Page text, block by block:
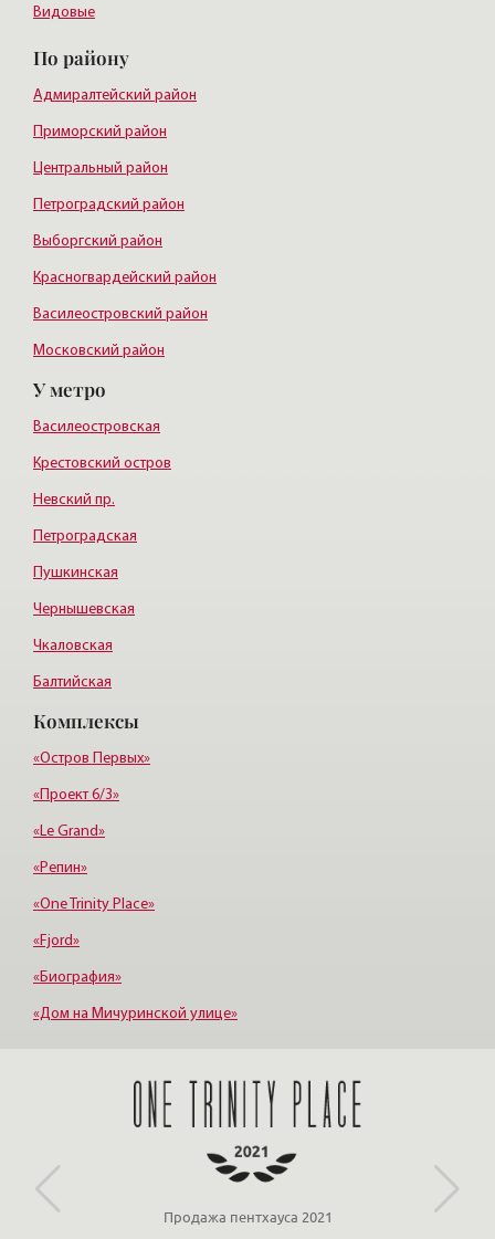
Видовые
По району
Адмиралтейский район
Приморский район
Центральный район
Петроградский район
Выборгский район
Красногвардейский район
Василеостровский район
Московский район
Курортный район
У метро
Василеостровская
Крестовский остров
Невский пр.
Петроградская
Пушкинская
Чернышевская
Чкаловская
Балтийская
Старая деревня
Удельная
Комплексы
«Остров Первых»
«Проект 6/3»
«Le Grand»
«Репин»
«One Trinity Place»
«Fjord»
«Биография»
«Дом на Мичуринской улице»
Продажа пентхауса 2021